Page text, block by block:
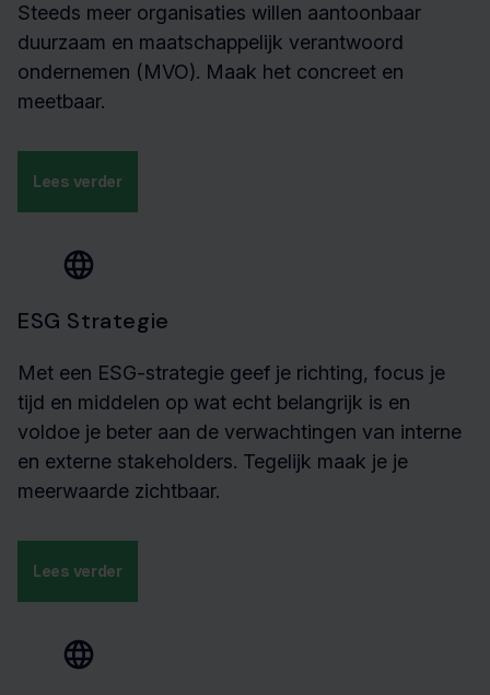
Steeds meer organisaties willen aantoonbaar
duurzaam en maatschappelijk verantwoord
ondernemen (MVO). Maak het concreet en
meetbaar.
Lees verder
ESG Strategie
Met een ESG-strategie geef je richting, focus je
tijd en middelen op wat echt belangrijk is en
voldoe je beter aan de verwachtingen van interne
en externe stakeholders. Tegelijk maak je je
meerwaarde zichtbaar.
Lees verder